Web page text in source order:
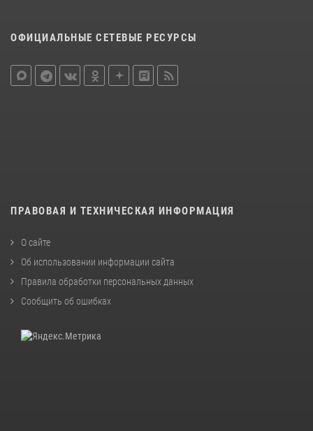
ОФИЦИАЛЬНЫЕ СЕТЕВЫЕ РЕСУРСЫ
ПРАВОВАЯ И ТЕХНИЧЕСКАЯ ИНФОРМАЦИЯ
О сайте
Об использовании информации сайта
Правила обработки персональных данных
Сообщить об ошибках